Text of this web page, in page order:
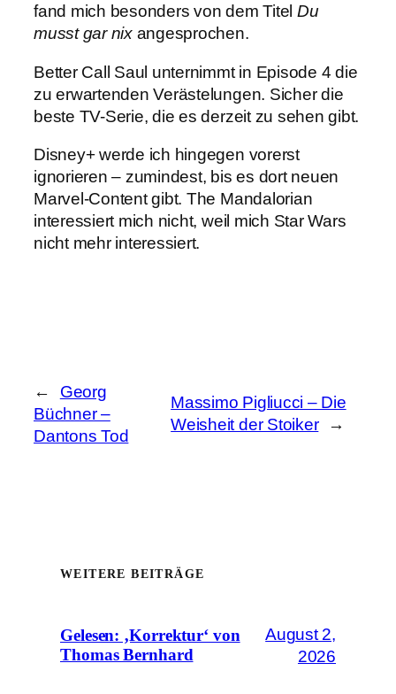
fand mich besonders von dem Titel Du
musst gar nixangesprochen.
Better Call Saul unternimmt in Episode 4 die
zu erwartenden Verästelungen. Sicher die
beste TV-Serie, die es derzeit zu sehen gibt.
Disney+ werde ich hingegen vorerst
ignorieren – zumindest, bis es dort neuen
Marvel-Content gibt. The Mandalorian
interessiert mich nicht, weil mich Star Wars
nicht mehr interessiert.
←
Georg
Büchner –
Dantons Tod
Massimo Pigliucci – Die
Weisheit der Stoiker
→
WEITERE BEITRÄGE
Gelesen: ‚Korrektur‘ von
Thomas Bernhard
August 2,
2026